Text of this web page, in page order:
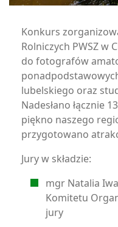
Konkurs
Rolniczych PWSZ w
do fotografów
lubelskiego oraz
Nadesłano łącznie
piękno naszego
przygotowano
Jury w składzie:
mgr Natalia
Komitetu
jury